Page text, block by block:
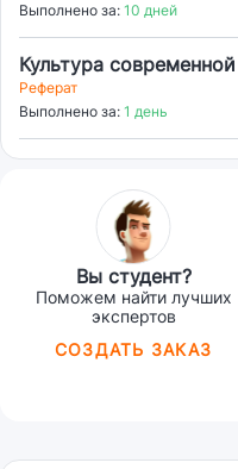
Выполнено за: 10 дней
Культура
Реферат
Выполнено за: 1 день
Вы студент?
Поможем найти лучших
экспертов
СОЗДАТЬ ЗАКАЗ